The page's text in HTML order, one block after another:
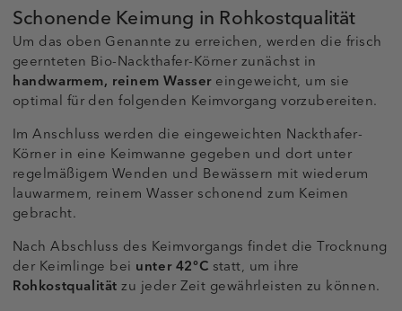
Schonende Keimung in Rohkostqualität
Um das oben Genannte zu erreichen, werden die frisch
geernteten Bio-Nackthafer-Körner zunächst in
handwarmem, reinem Wassereingeweicht, um sie
optimal für den folgenden Keimvorgang vorzubereiten.
Im Anschluss werden die eingeweichten Nackthafer-
Körner in eine Keimwanne gegeben und dort unter
regelmäßigem Wenden und Bewässern mit wiederum
lauwarmem, reinem Wasser schonend zum Keimen
gebracht.
Nach Abschluss des Keimvorgangs findet die Trocknung
der Keimlinge bei unter 42°C statt, um ihre
Rohkostqualitätzu jeder Zeit gewährleisten zu können.